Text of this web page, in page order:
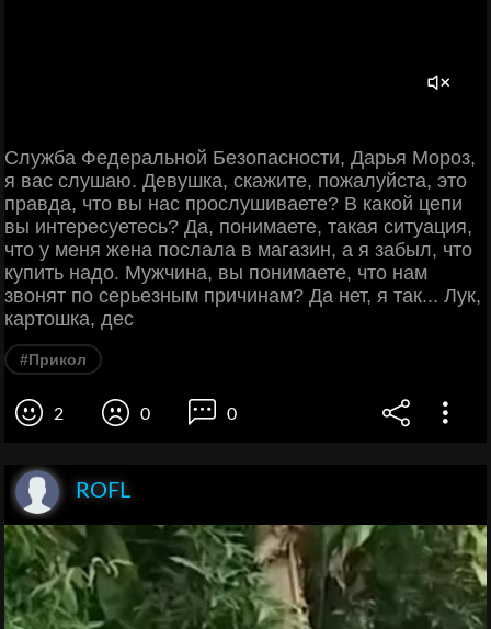
Служба Федеральной Безопасности, Дарья Мороз,
я вас слушаю. Девушка, скажите, пожалуйста, это
правда, что вы нас прослушиваете? В какой цепи
вы интересуетесь? Да, понимаете, такая ситуация,
что у меня жена послала в магазин, а я забыл, что
купить надо. Мужчина, вы понимаете, что нам
звонят по серьезным причинам? Да нет, я так... Лук,
картошка, дес
#Прикол
2 0 0
ROFL